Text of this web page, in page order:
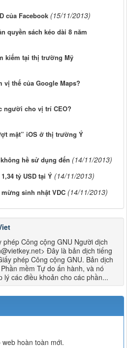
của Facebook (15/11/2013)
quyền sách kéo dài 8 năm
kiếm tại thị trường Mỹ
vị thế của Google Maps?
người cho vị trí CEO?
mặt” iOS ở thị trường Ý
hề sử dụng đến (14/11/2013)
tỷ USD tại Ý (14/11/2013)
sinh nhật VDC (14/11/2013)
phép Công cộng GNU Người dịch
Đây là bản dịch tiếng
phép Công cộng GNU. Bản dịch
mềm Tự do ấn hành, và nó
lý các điều khoản cho các phần...
hoàn toàn mới.